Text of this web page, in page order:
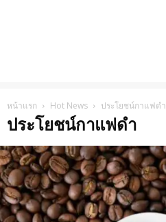
หน้าแรก Hot News ประโยชน์กาแฟดำ
ประโยชน์กาแฟดำ